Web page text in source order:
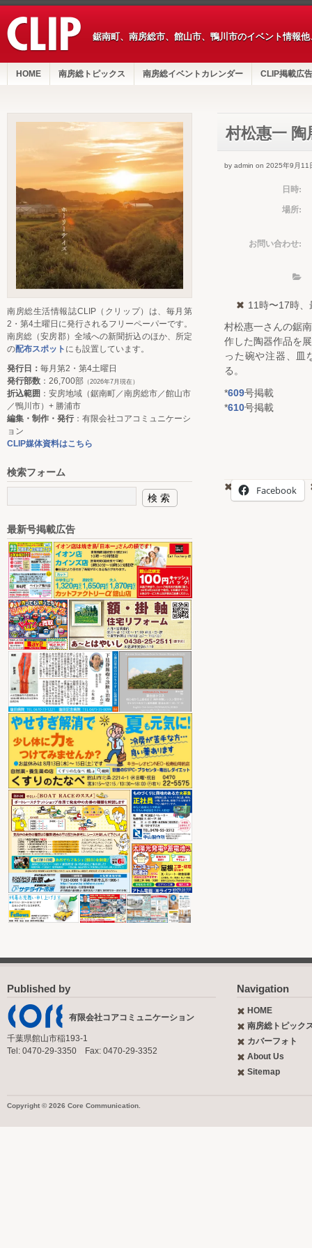
鋸南町、南房総市、館山市、鴨川市のイベント情報
HOME 南房総トピックス 南房総イベントカレンダー CLIP掲載広告
村松惠一
by admin on 2025年9月11
日時:
場所:
お問い合わせ:
11時〜17時
村松惠一さんの鋸
作した陶器作品を
った碗や注器、皿
る。
*609号掲載
*610号掲載
Facebook
南房総生活情報誌CLIP（クリップ）は、毎月第
2・第4土曜日に発行されるフリーペーパーです。
南房総（安房郡）全域への新聞折込のほか、所定
の配布スポット にも設置しています。
発行日： 毎月第2・第4土曜日
発行部数 ：26,700部 （2026年7月現在）
折込範囲 ：安房地域（鋸南町／南房総市／館山市
／鴨川市）+ 勝浦市
編集・制作・発行：有限会社コアコミュニケーシ
ョン
CLIP媒体資料はこちら
検索フォーム
最新号掲載広告
Published by
有限会社コアコミュニケーション
千葉県館山市稲193-1
Tel: 0470-29-3350 Fax: 0470-29-3352
Navigation
HOME
南房総トピック
カバーフォト
About Us
Sitemap
Copyright © 2026 Core Communication.